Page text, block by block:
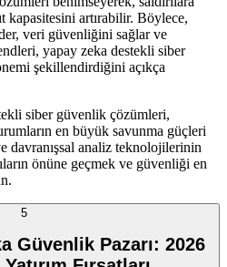
kapasitesini artırabilir. Böylece,
veri güvenliğini sağlar ve
yapay zeka destekli siber
şekillendirdiğini açıkça
siber güvenlik çözümleri,
en büyük savunma güçleri
davranışsal analiz teknolojilerinin
önüne geçmek ve güvenliği en
5
Güvenlik Pazarı: 2026